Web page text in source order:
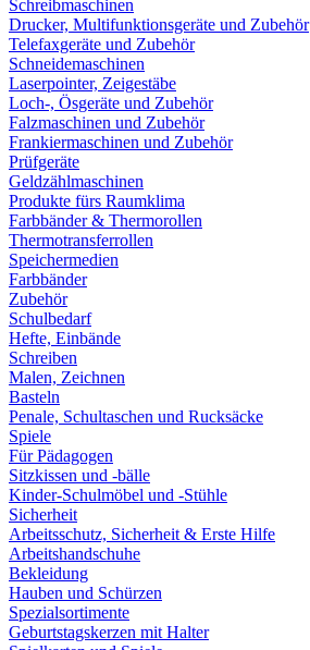
Schreibmaschinen
Drucker, Multifunktionsgeräte und Zubehör
Telefaxgeräte und Zubehör
Schneidemaschinen
Laserpointer, Zeigestäbe
Loch-, Ösgeräte und Zubehör
Falzmaschinen und Zubehör
Frankiermaschinen und Zubehör
Prüfgeräte
Geldzählmaschinen
Produkte fürs Raumklima
Farbbänder & Thermorollen
Thermotransferrollen
Speichermedien
Farbbänder
Zubehör
Schulbedarf
Hefte, Einbände
Schreiben
Malen, Zeichnen
Basteln
Penale, Schultaschen und Rucksäcke
Spiele
Für Pädagogen
Sitzkissen und -bälle
Kinder-Schulmöbel und -Stühle
Sicherheit
Arbeitsschutz, Sicherheit & Erste Hilfe
Arbeitshandschuhe
Bekleidung
Hauben und Schürzen
Spezialsortimente
Geburtstagskerzen mit Halter